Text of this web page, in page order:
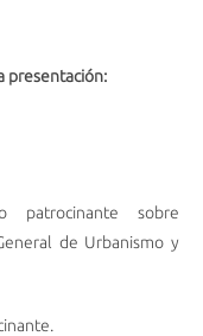
presentación:
patrocinante sobre
de Urbanismo y